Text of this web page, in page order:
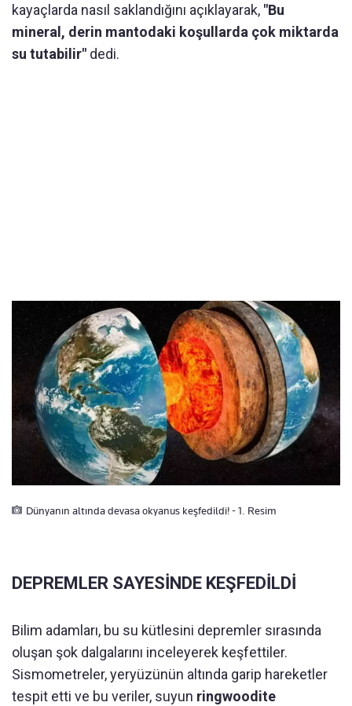
kayaçlarda nasıl saklandığını açıklayarak, "Bu
mineral, derin mantodaki koşullarda çok miktarda
su tutabilir" dedi.
Dünyanın altında devasa okyanus keşfedildi! - 1. Resim
DEPREMLER SAYESİNDE KEŞFEDİLDİ
Bilim adamları, bu su kütlesini depremler sırasında
oluşan şok dalgalarını inceleyerek keşfettiler.
Sismometreler, yeryüzünün altında garip hareketler
tespit etti ve bu veriler, suyun ringwoodite